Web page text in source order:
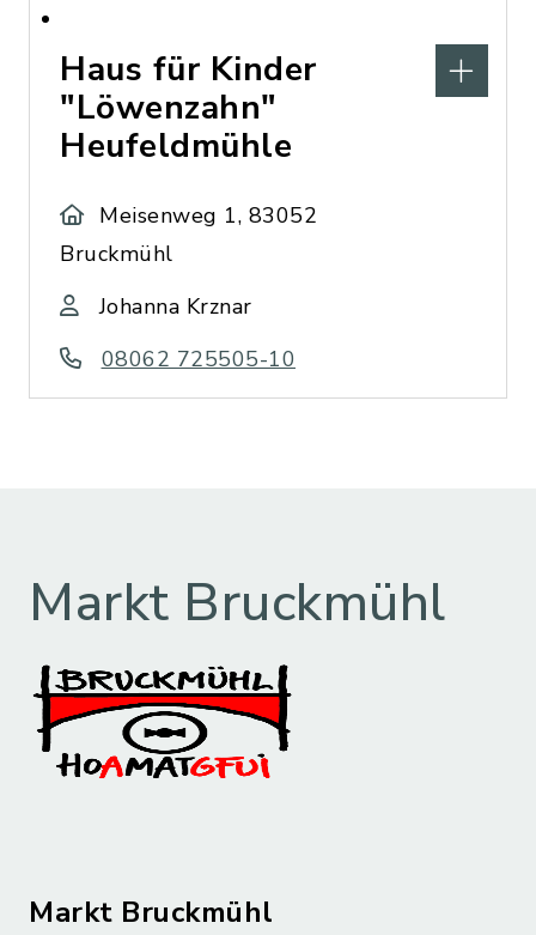
Haus für Kinder
"Löwenzahn"
Heufeldmühle
Meisenweg 1, 83052
Bruckmühl
Johanna Krznar
08062 725505-10
Markt Bruckmühl
Markt Bruckmühl